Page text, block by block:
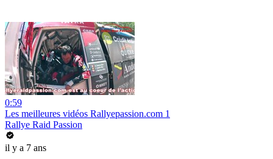
0:59
Les meilleures vidéos Rallyepassion.com 1
Rallye Raid Passion
il y a 7 ans